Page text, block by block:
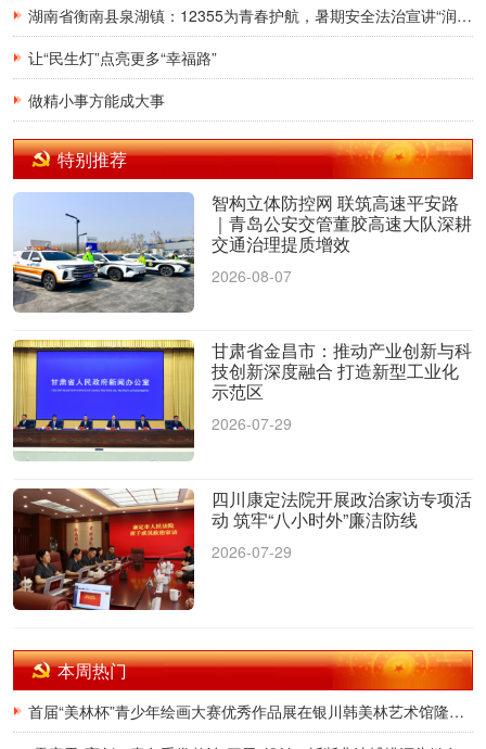
湖南省衡南县泉湖镇：12355为青春护航，暑期安全法治宣讲“润”童心
让“民生灯”点亮更多“幸福路”
做精小事方能成大事
特别推荐
智构立体防控网 联筑高速平安路
｜青岛公安交管董胶高速大队深耕
交通治理提质增效
2026-08-07
甘肃省金昌市：推动产业创新与科
技创新深度融合 打造新型工业化
示范区
2026-07-29
四川康定法院开展政治家访专项活
动 筑牢“八小时外”廉洁防线
2026-07-29
本周热门
首届“美林杯”青少年绘画大赛优秀作品展在银川韩美林艺术馆隆重开幕